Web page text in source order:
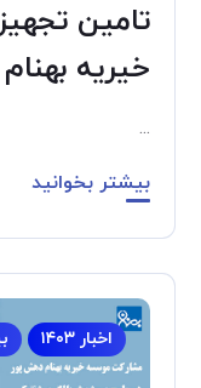
تامین
خیریه
...
بیشتر بخوانید
اخبار ۱۴۰۳